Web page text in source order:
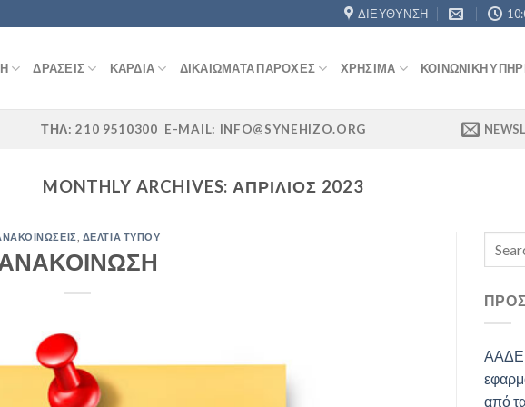
ΔΙΕΎΘΥΝΣΗ
ΔΡΆΣΕΙΣ ΚΑΡΔΙΆ ΔΙΚΑΙΏΜΑΤΑ ΠΑΡΟΧΈΣ ΧΡΉΣΙΜΑ ΚΟΙΝΩΝΙΚΉ
ΤΗΛ: 210 9510300 E-MAIL: INFO@SYNEHIZO.ORG
MONTHLY ARCHIVES: ΑΠΡΊΛΙΟΣ 2023
ΔΕΛΤΊΑ ΤΎΠΟΥ
ΑΑΔΕ:
από